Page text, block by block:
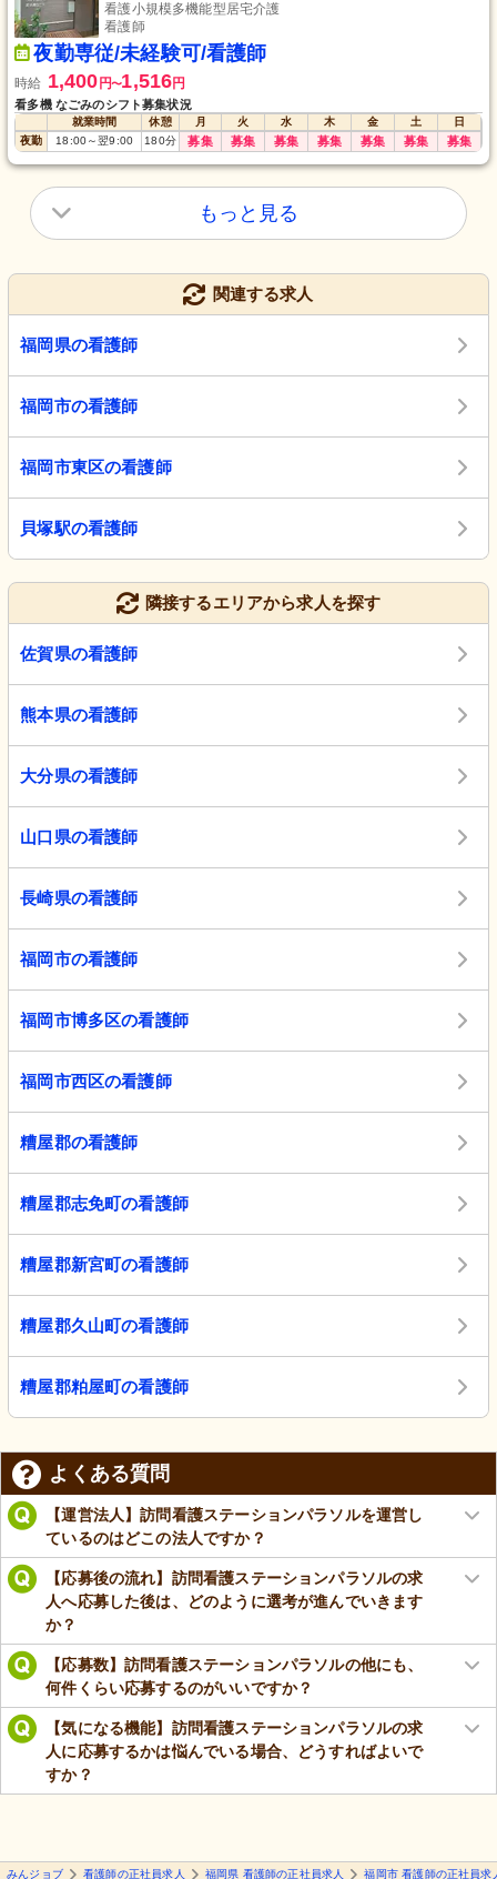
看護小規模多機能型居宅介護
看護師
夜勤専従/未経験可/看護師
時給 1,400 円〜1,516円
看多機 なごみのシフト募集状況
就業時間 休憩 月 火 水 木 金 土
日
夜勤
18:00～翌9:00 180分 募集 募集 募集 募集 募集 募集 募集
もっと見る
関連する求人
福岡県の看護師
福岡市の看護師
福岡市東区の看護師
貝塚駅の看護師
隣接するエリアから求人を探す
佐賀県の看護師
熊本県の看護師
大分県の看護師
山口県の看護師
長崎県の看護師
福岡市の看護師
福岡市博多区の看護師
福岡市西区の看護師
糟屋郡の看護師
糟屋郡志免町の看護師
糟屋郡新宮町の看護師
糟屋郡久山町の看護師
糟屋郡粕屋町の看護師
よくある質問
【運営法人】訪問看護ステーションパラソルを運営し
ているのはどこの法人ですか？
【応募後の流れ】訪問看護ステーションパラソルの求
人へ応募した後は、どのように選考が進んでいきます
か？
【応募数】訪問看護ステーションパラソルの他にも、
何件くらい応募するのがいいですか？
【気になる機能】訪問看護ステーションパラソルの求
人に応募するかは悩んでいる場合、どうすればよいで
すか？
みんジョブ 看護師の正社員求人 福岡県 看護師の正社員求人 福岡市 看護師の正社員求